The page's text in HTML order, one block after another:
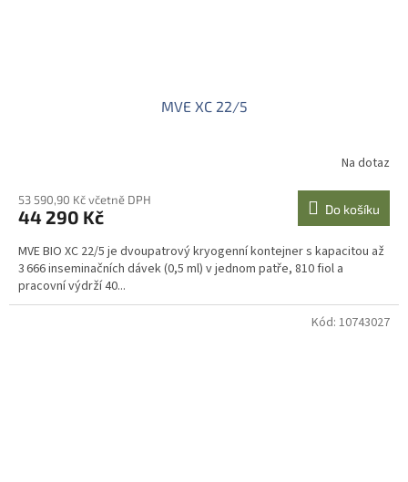
MVE XC 22/5
Na dotaz
53 590,90 Kč včetně DPH
44 290 Kč Do košíku
MVE BIO XC 22/5 je dvoupatrový kryogenní kontejner s kapacitou až
3 666 inseminačních dávek (0,5 ml) v jednom patře, 810 fiol a
pracovní výdrží 40...
Kód: 10743027